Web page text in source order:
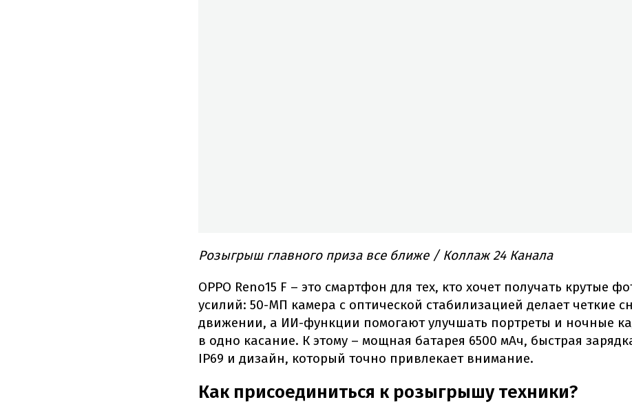
Розыгрыш главного приза все ближе / Коллаж 24 Канала
OPPO Reno15 F – это смартфон для тех, кто хочет получать крутые
усилий: 50-МП камера с оптической стабилизацией делает четкие
движении, а ИИ-функции помогают улучшать портреты и ночные
в одно касание. К этому – мощная батарея 6500 мАч, быстрая
IP69 и дизайн, который точно привлекает внимание.
Как присоединиться к розыгрышу техники?